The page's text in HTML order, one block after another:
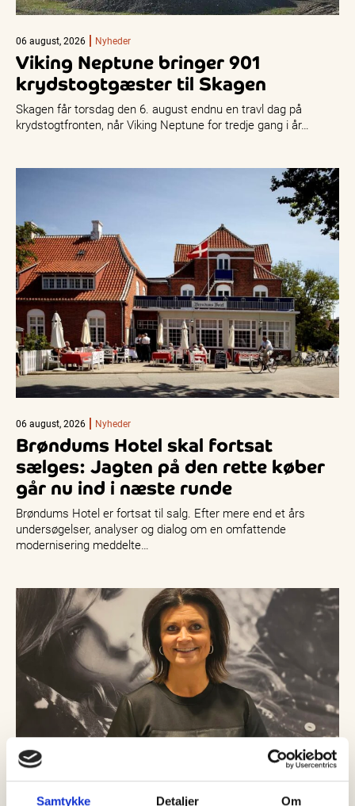
Samtykke Detaljer Om
06 august, 2026 Nyheder
Viking Neptune bringer 901
krydstogtgæster til Skagen
Skagen får torsdag den 6. august endnu en travl dag på
krydstogtfronten, når Viking Neptune for tredje gang i år…
06 august, 2026 Nyheder
Brøndums Hotel skal fortsat
sælges: Jagten på den rette køber
går nu ind i næste runde
Brøndums Hotel er fortsat til salg. Efter mere end et års
undersøgelser, analyser og dialog om en omfattende
modernisering meddelte…